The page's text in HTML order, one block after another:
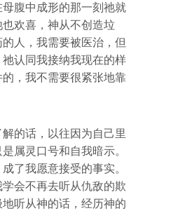
腹中成形的那一刻祂就
欢喜，神从不创造垃
人，我需要被医治，但
认同我接纳我现在的样
，我不需要很紧张地靠
的话，以往因为自己里
属灵口号和自我暗示。
了我愿意接受的事实。
会不再去听从仇敌的欺
听从神的话，经历神的